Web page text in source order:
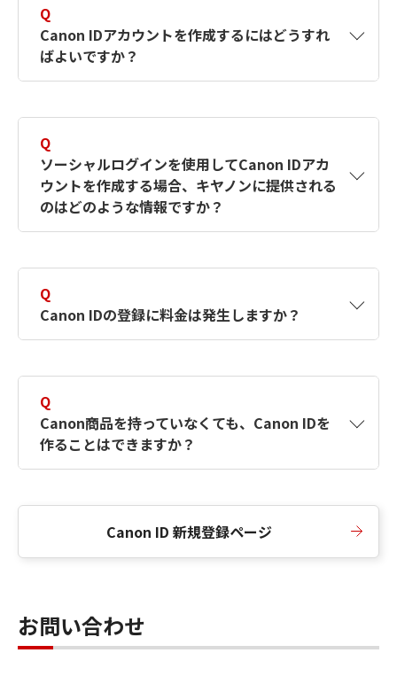
Q
Canon IDアカウントを作成するにはどうすれ
ばよいですか？
す。詳しい作成方法は【カメラ】Canon IDとは
何ですか？Canon IDの作成方法は？をご確認く
ださい。
Q
ソーシャルログインを使用してCanon IDアカ
ウントを作成する場合、キヤノンに提供される
のはどのような情報ですか？
択したサービスから取得します。アカウントを
簡単に作成できるように、この情報を使用して
Canon IDの登録フォームを入力します。
Q
Canon IDの登録に料金は発生しますか？
Q
Canon商品を持っていなくても、Canon IDを
作ることはできますか？
Canon ID 新規登録ページ
お問い合わせ